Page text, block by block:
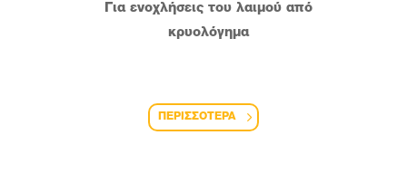
Για ενοχλήσεις του λαιμού από
κρυολόγημα
ΠΕΡΙΣΣΟΤΕΡΑ